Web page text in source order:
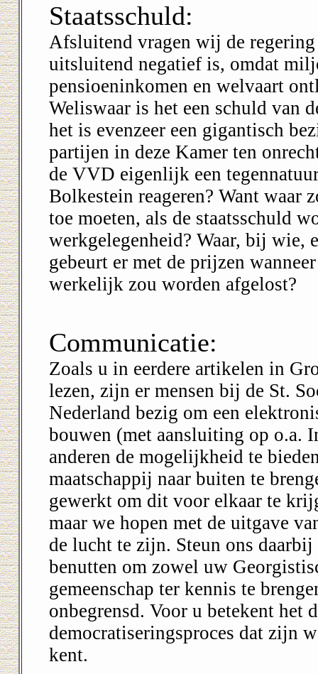
Staatsschuld:
Afsluitend vragen wij de
uitsluitend negatief is, omdat
pensioeninkomen en welvaart
Weliswaar is het een schuld van
het is evenzeer een gigantisch
partijen in deze Kamer ten
de VVD eigenlijk een
Bolkestein reageren? Want waar
toe moeten, als de staatsschuld
werkgelegenheid? Waar, bij wie,
gebeurt er met de prijzen
werkelijk zou worden afgelost?
Communicatie:
Zoals u in eerdere artikelen in
lezen, zijn er mensen bij de St.
Nederland bezig om een
bouwen (met aansluiting op o.a.
anderen de mogelijkheid te
maatschappij naar buiten te
gewerkt om dit voor elkaar te
maar we hopen met de uitgave
de lucht te zijn. Steun ons
benutten om zowel uw
gemeenschap ter kennis te
onbegrensd. Voor u betekent het
democratiseringsproces dat zijn
kent.